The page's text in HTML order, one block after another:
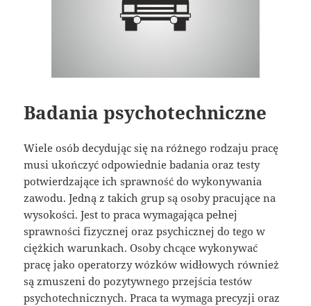
Badania psychotechniczne
Wiele osób decydując się na różnego rodzaju pracę
musi ukończyć odpowiednie badania oraz testy
potwierdzające ich sprawność do wykonywania
zawodu. Jedną z takich grup są osoby pracujące na
wysokości. Jest to praca wymagająca pełnej
sprawności fizycznej oraz psychicznej do tego w
ciężkich warunkach. Osoby chcące wykonywać
pracę jako operatorzy wózków widłowych również
są zmuszeni do pozytywnego przejścia testów
psychotechnicznych. Praca ta wymaga precyzji oraz